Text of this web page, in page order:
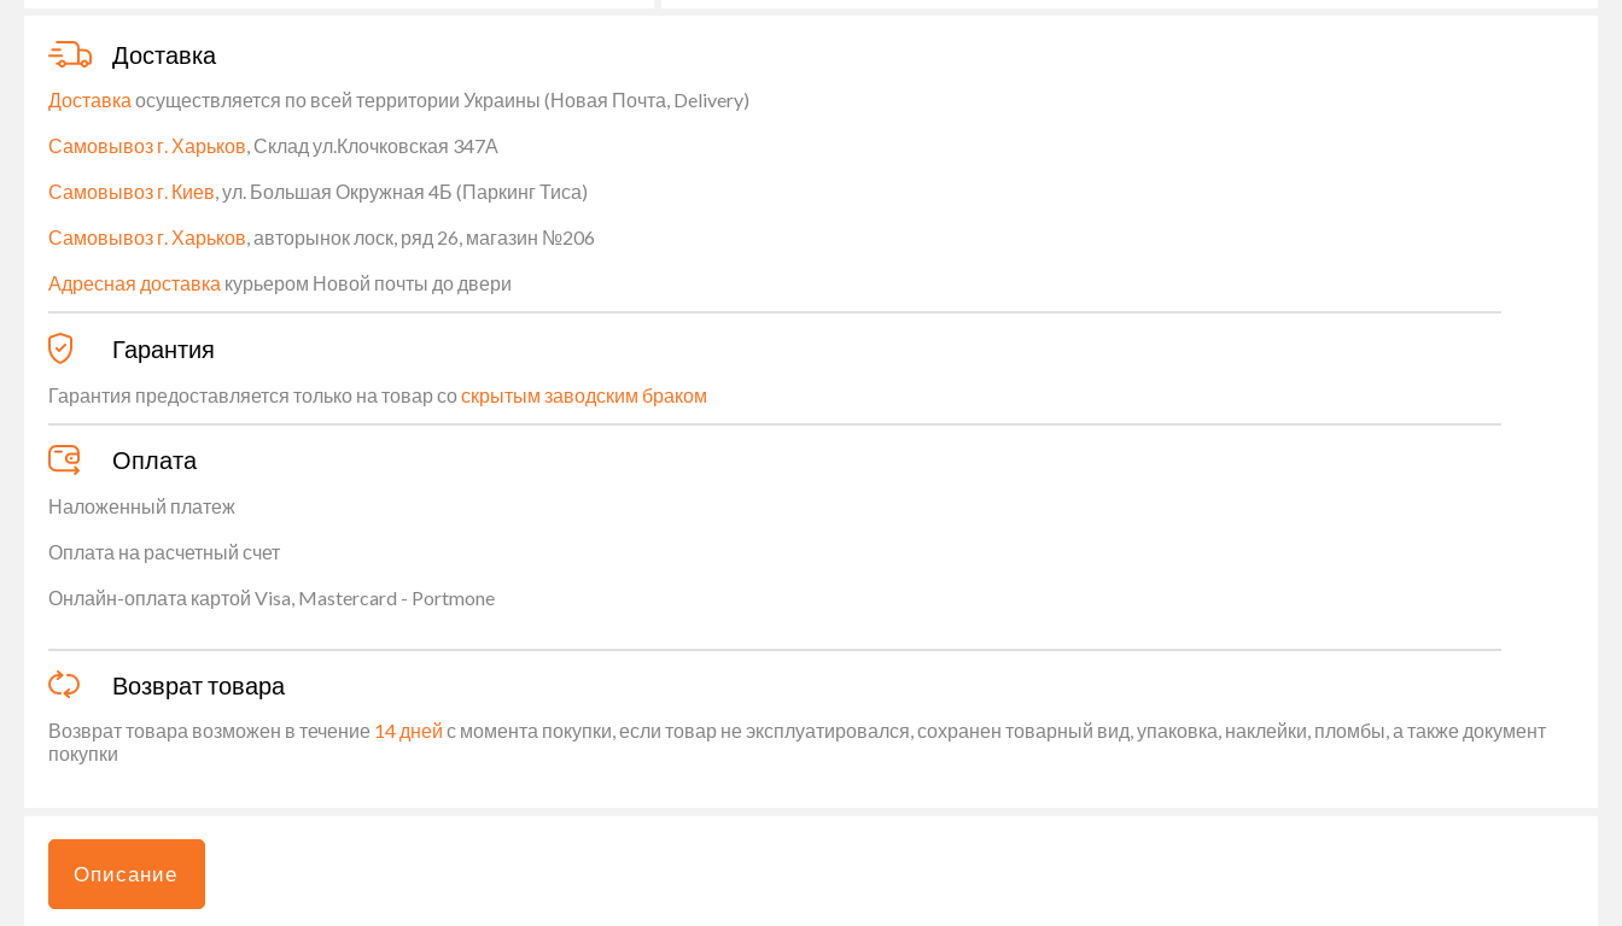
Доставка
Доставка осуществляется по всей территории Украины (Новая Почта, Delivery)
Самовывоз г. Харьков , Склад ул.Клочковская 347А
Самовывоз г. Киев , ул. Большая Окружная 4Б (Паркинг Тиса)
Самовывоз г. Харьков , авторынок лоск, ряд 26, магазин №206
Адресная доставка курьером Новой почты до двери
Гарантия
Гарантия предоставляется только на товар соскрытым заводским браком
Оплата
Наложенный платеж
Оплата на расчетный счет
Онлайн-оплата картой Visa, Mastercard - Portmone
Возврат товара
Возврат товара возможен в течение 14 дней с момента покупки, если товар не эксплуатировался, сохранен товарный вид, упаковка, наклейки, пломбы, а также документ
покупки
Описание